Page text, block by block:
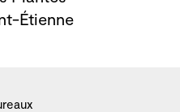
Étienne